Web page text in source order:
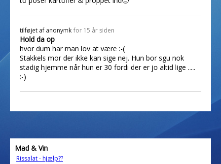
tilføjet af anonymk for 15 år siden
Hold da op
hvor dum har man lov at være :-(
Stakkels mor der ikke kan sige nej. Hun bor sgu nok
stadig hjemme når hun er 30 fordi der er jo altid lige .....
:-)
Mad & Vin
Rissalat - hjælp??